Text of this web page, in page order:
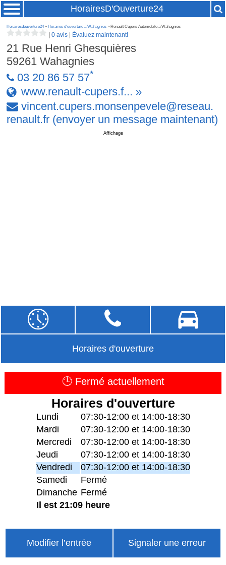
HorairesD'Ouverture24
Horairesdouverture24» Horaires d'ouverture à Wahagnies » Renault Cupers Automobile à Wahagnies
|0 avis Évaluez maintenant!
21 Rue Henri Ghesquières
59261Wahagnies
03 20 86 57 57*
www.renault-cupers.f... »
vincent.cupers.monsenpevele@reseau.
renault.fr (envoyer un message maintenant)
Affichage
Horaires d'ouverture
🕒 Fermé actuellement
Horaires d'ouverture
Lundi
07:30-12:00 et 14:00-18:30
Mardi
07:30-12:00 et 14:00-18:30
Mercredi
07:30-12:00 et 14:00-18:30
Jeudi
07:30-12:00 et 14:00-18:30
Vendredi
07:30-12:00 et 14:00-18:30
Samedi
Fermé
Dimanche Fermé
Il est 21:09 heure
Modifier l’entrée Signaler une erreur